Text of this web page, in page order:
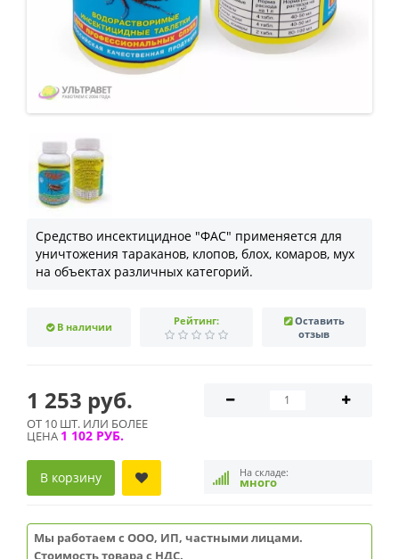
Средство инсектицидное "ФАС" применяется для
уничтожения тараканов, клопов, блох, комаров, мух
на объектах различных категорий.
В наличии Рейтинг:
Оставить
отзыв
1 253 руб.
ОТ 10 ШТ. ИЛИ БОЛЕЕ
ЦЕНА 1 102 РУБ.
На складе:
много
В корзину
Мы работаем с ООО, ИП, частными лицами.
Стоимость товара с НДС.